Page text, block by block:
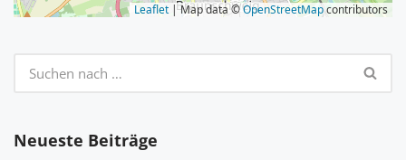
Leaflet | Map data ©OpenStreetMapcontributors
Neueste Beiträge